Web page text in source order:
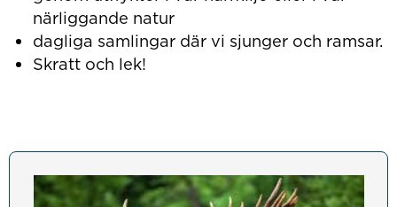
närliggande natur
dagliga samlingar där vi sjunger och ramsar.
Skratt och lek!